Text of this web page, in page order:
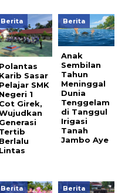
Berita
Polantas
Karib Sasar
Pelajar SMK
Negeri 1
Cot Girek,
Generasi
Tertib
Berlalu
Lintas
Berita
Anak
Sembilan
Tahun
Meninggal
Dunia
Tenggelam
di Tanggul
Irigasi
Tanah
Jambo Aye
Berita Berita